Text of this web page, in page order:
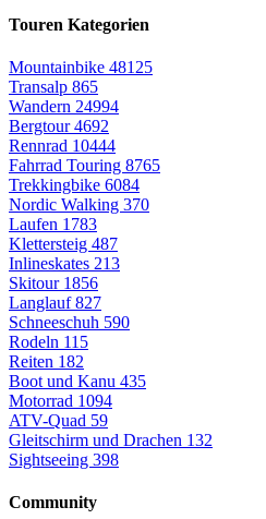
Touren Kategorien
Mountainbike 48125
Transalp 865
Wandern 24994
Bergtour4692
Rennrad 10444
Fahrrad Touring 8765
Trekkingbike 6084
Nordic Walking 370
Laufen 1783
Klettersteig 487
Inlineskates 213
Skitour 1856
Langlauf827
Schneeschuh 590
Rodeln 115
Reiten 182
Boot und Kanu 435
Motorrad 1094
ATV-Quad 59
Gleitschirm und Drachen 132
Sightseeing 398
Community